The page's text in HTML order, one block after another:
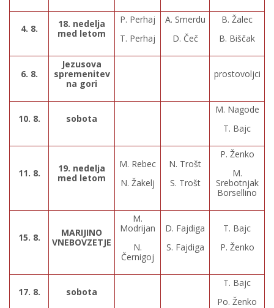
4. 8.
18. nedelja
med letom
P. Perhaj
T. Perhaj
A. Smerdu
D. Čeč
B. Žalec
B. Biščak
6. 8.
Jezusova
spremenitev
na gori
prostovoljci
10. 8. sobota
M. Nagode
T. Bajc
11. 8.
19. nedelja
med letom
M. Rebec
N. Žakelj
N. Trošt
S. Trošt
P. Ženko
M.
Srebotnjak
Borsellino
15. 8.
MARIJINO
VNEBOVZETJE
M.
Modrijan
N.
Černigoj
D. Fajdiga
S. Fajdiga
T. Bajc
P. Ženko
17. 8. sobota
T. Bajc
Po. Ženko